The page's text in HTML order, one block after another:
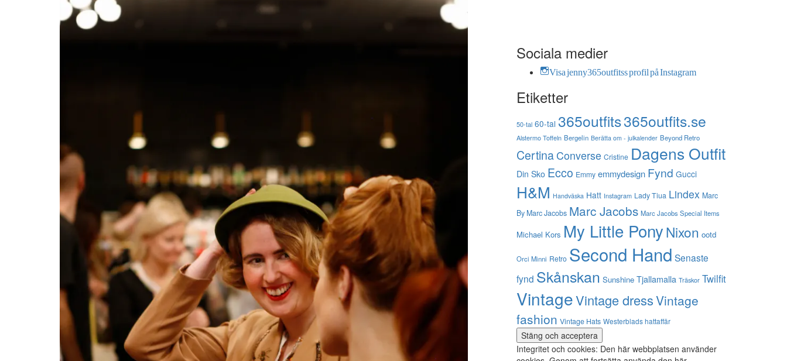
Sociala medier
Visa jenny365outfitss profil på Instagram
Etiketter
50-tal 60-tal 365outfits365outfits.se
Alstermo Toffeln Bergelin Berätta om - julkalender Beyond Retro
CertinaConverse Cristine Dagens Outfit
Din Sko Ecco Emmy emmydesign Fynd Gucci
H&M Handväska Hatt Instagram Lady Tiua Lindex Marc
By Marc Jacobs Marc Jacobs Marc Jacobs Special Items
Michael Kors My Little PonyNixon ootd
Orci Minni Retro Second Hand Senaste
fynd Skånskan Sunshine Tjallamalla Träskor Twilfit
VintageVintage dressVintage
fashion Vintage Hats Westerblads hattaffär
Integritet och cookies: Den här webbplatsen använder